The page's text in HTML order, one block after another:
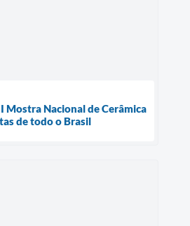
Mostra Nacional de Cerâmica
de todo o Brasil